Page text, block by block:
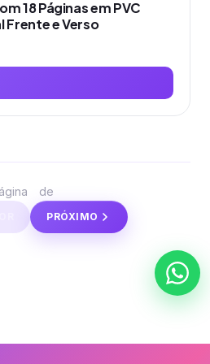
18 Páginas em PVC
Frente e Verso
de
PRÓXIMO